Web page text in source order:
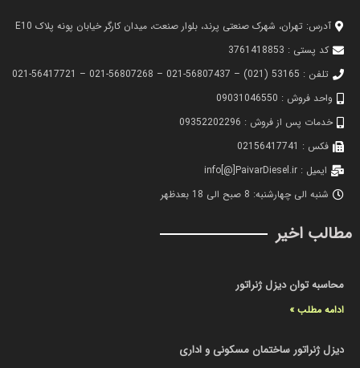
آدرس: تهران، شهرک صنعتی پرند، بلوار صنعت، میدان کارگر خیابان پونه پلاک E10
کد پستی : 3761418853
تلفن : 53165 (021) – 56807437-021 – 56807268-021 – 56417721-021
واحد فروش : 09031046550
خدمات پس از فروش : 09352202296
فکس : 02156417741
ایمیل : info[@]PaivarDiesel.ir
شنبه الی چهارشنبه: 8 صبح الی 18 بعدظهر
مطالب اخیر
محاسبه توان دیزل ژنراتور
ادامه مطلب »
دیزل ژنراتور ساختمان مسکونی و اداری